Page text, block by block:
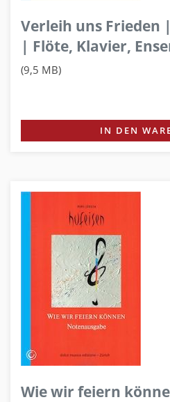
Verleih uns Frieden
| Flöte, Klavier,
(9,5 MB)
IN DEN
Wie wir feiern